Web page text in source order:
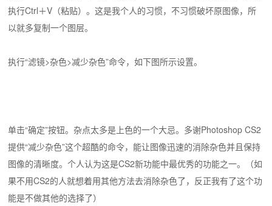
执行Ctrl＋V（粘贴）。这是我个人的习惯，不习惯破坏原图像，所
以就多复制一个图层。
执行“滤镜>杂色>减少杂色”命令，如下图所示设置。
单击“确定”按钮。杂点太多是上色的一个大忌。多谢Photoshop CS2
提供“减少杂色”这个超酷的命令，能让图像迅速的消除杂色并且保持
图像的清晰度。个人认为这是CS2新功能中最优秀的功能之一。（如
果不用CS2的人就想着用其他方法去消除杂色了，反正我有了这个功
能是不做其他的选择了）